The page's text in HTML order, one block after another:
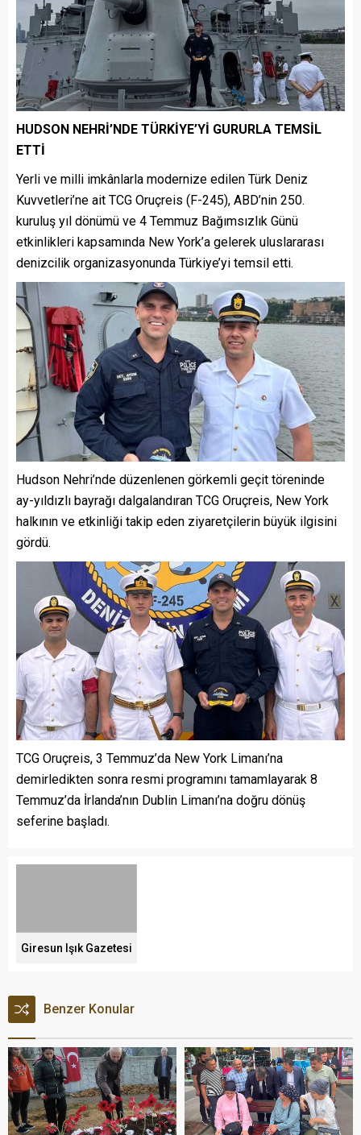
HUDSON NEHRİ’NDE TÜRKİYE’Yİ GURURLA TEMSİL
ETTİ
Yerli ve milli imkânlarla modernize edilen Türk Deniz
Kuvvetleri’ne ait TCG Oruçreis (F-245), ABD’nin 250.
kuruluş yıl dönümü ve 4 Temmuz Bağımsızlık Günü
etkinlikleri kapsamında New York’a gelerek uluslararası
denizcilik organizasyonunda Türkiye’yi temsil etti.
Hudson Nehri’nde düzenlenen görkemli geçit töreninde
ay-yıldızlı bayrağı dalgalandıran TCG Oruçreis, New York
halkının ve etkinliği takip eden ziyaretçilerin büyük ilgisini
gördü.
TCG Oruçreis, 3 Temmuz’da New York Limanı’na
demirledikten sonra resmi programını tamamlayarak 8
Temmuz’da İrlanda’nın Dublin Limanı’na doğru dönüş
seferine başladı.
Giresun Işık Gazetesi
Benzer Konular